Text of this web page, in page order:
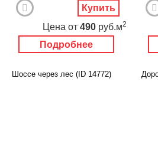
Подробнее
Цена от 490 руб.м2
Купить
Шоссе через лес (ID 14772)